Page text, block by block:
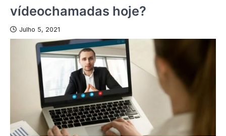
vídeochamadas hoje?
Julho 5, 2021